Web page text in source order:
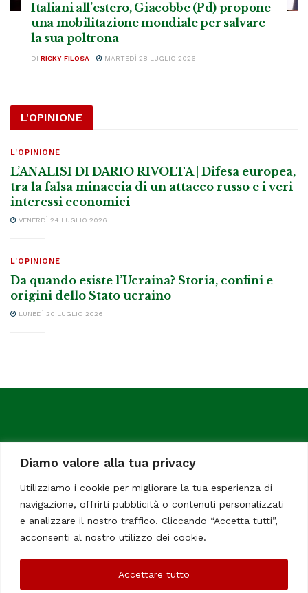
Diamo valore alla tua privacy
Utilizziamo i cookie per migliorare la tua esperienza di
navigazione, offrirti pubblicità o contenuti personalizzati
e analizzare il nostro traffico. Cliccando “Accetta tutti”,
acconsenti al nostro utilizzo dei cookie.
Accettare tutto
Italiani all’estero, Giacobbe (Pd) propone
una mobilitazione mondiale per salvare
la sua poltrona
DI RICKY FILOSA MARTEDÌ 28 LUGLIO 2026
L'OPINIONE
L'OPINIONE
L’ANALISI DI DARIO RIVOLTA | Difesa europea,
tra la falsa minaccia di un attacco russo e i veri
interessi economici
VENERDÌ 24 LUGLIO 2026
L'OPINIONE
Da quando esiste l’Ucraina? Storia, confini e
origini dello Stato ucraino
LUNEDÌ 20 LUGLIO 2026
Dedicato in particolare a tutti gli italiani residenti all'estero.
Tutti i diritti sono riservati. Quotidiano online indipendente
registrato al Tribunale di Civitavecchia, Sezione Stampa e
Informazione. Reg. No. 12/07, Iscrizione al R.O.C No. 200 26